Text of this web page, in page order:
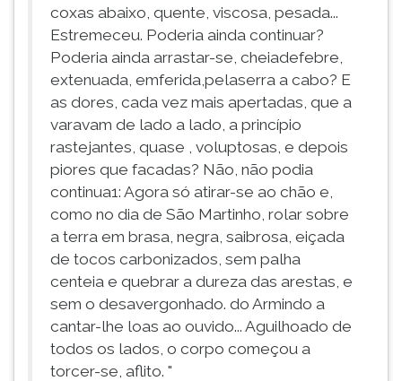
coxas abaixo, quente, viscosa, pesada...
Estremeceu. Poderia ainda continuar?
Poderia ainda arrastar-se, cheiadefebre,
extenuada, emferida,pelaserra a cabo? E
as dores, cada vez mais apertadas, que a
varavam de lado a lado, a princípio
rastejantes, quase , voluptosas, e depois
piores que facadas? Não, não podia
continua1: Agora só atirar-se ao chão e,
como no dia de São Martinho, rolar sobre
a terra em brasa, negra, saibrosa, eiçada
de tocos carbonizados, sem palha
centeia e quebrar a dureza das arestas, e
sem o desavergonhado. do Armindo a
cantar-lhe loas ao ouvido... Aguilhoado de
todos os lados, o corpo começou a
torcer-se, aflito. "